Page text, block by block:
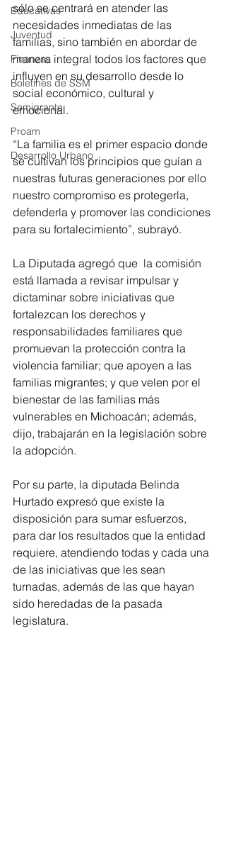
Educativas
Juventud
Finanzas
Boletines de SSM
Semigrante
Proam
Desarrollo Urbano
sólo se centrará en atender las
necesidades inmediatas de las
familias, sino también en abordar de
manera integral todos los factores que
influyen en su desarrollo desde lo
social económico, cultural y
emocional.
“La familia es el primer espacio donde
se cultivan los principios que guían a
nuestras futuras generaciones por ello
nuestro compromiso es protegerla,
defenderla y promover las condiciones
para su fortalecimiento”, subrayó.
La Diputada agregó que  la comisión
está llamada a revisar impulsar y
dictaminar sobre iniciativas que
fortalezcan los derechos y
responsabilidades familiares que
promuevan la protección contra la
violencia familiar; que apoyen a las
familias migrantes; y que velen por el
bienestar de las familias más
vulnerables en Michoacán; además,
dijo, trabajarán en la legislación sobre
la adopción.
Por su parte, la diputada Belinda
Hurtado expresó que existe la
disposición para sumar esfuerzos,
para dar los resultados que la entidad
requiere, atendiendo todas y cada una
de las iniciativas que les sean
turnadas, además de las que hayan
sido heredadas de la pasada
legislatura.